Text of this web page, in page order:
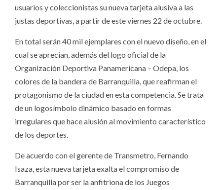
usuarios y coleccionistas su nueva tarjeta alusiva a las
justas deportivas, a partir de este viernes 22 de octubre.
En total serán 40 mil ejemplares con el nuevo diseño, en el
cual se aprecian, además del logo oficial de la
Organización Deportiva Panamericana – Odepa, los
colores de la bandera de Barranquilla, que reafirman el
protagonismo de la ciudad en esta competencia. Se trata
de un logosímbolo dinámico basado en formas
irregulares que hace alusión al movimiento característico
de los deportes.
De acuerdo con el gerente de Transmetro, Fernando
Isaza, esta nueva tarjeta exalta el compromiso de
Barranquilla por ser la anfitriona de los Juegos